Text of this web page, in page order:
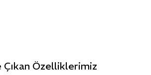
Çıkan Özelliklerimiz